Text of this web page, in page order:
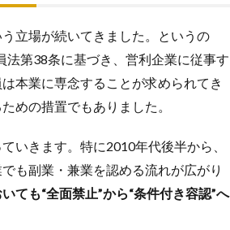
う立場が続いてきました。というの
第38条に基づき、営利企業に従事す
本業に専念することが求められてき
めの措置でもありました。
いきます。特に2010年代後半から、
も副業・兼業を認める流れが広がり
ても“全面禁止”から“条件付き容認”へ